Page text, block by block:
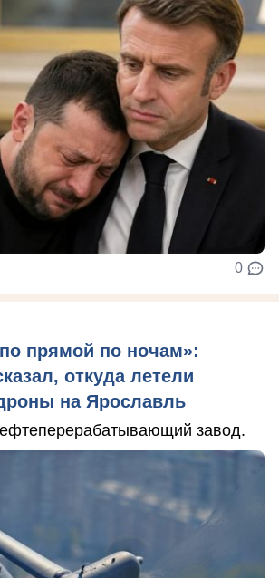
0
прямой по ночам»:
откуда летели
на Ярославль
завод.